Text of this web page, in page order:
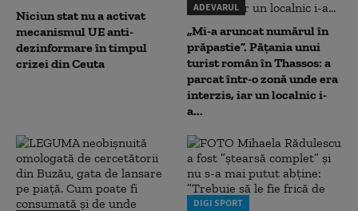
Niciun stat nu a activat
mecanismul UE anti-
dezinformare în timpul
crizei din Ceuta
ADEVARUL
„Mi-a aruncat numărul în
prăpastie”. Pățania unui
turist român în Thassos: a
parcat într-o zonă unde era
interzis, iar un localnic i-
a...
DIGI SPORT